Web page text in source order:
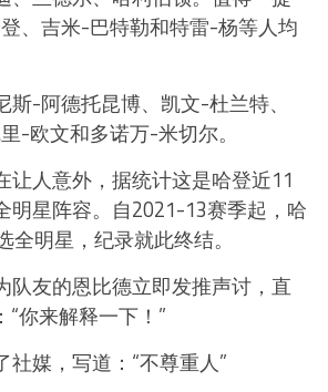
、吉米-巴特勒和特雷-杨等人均
-阿德托昆博、凯文-杜兰特、
-欧文和多诺万-米切尔。
让人意外，据统计这是哈登近11
明星阵容。自2021-13赛季起，哈
明星，纪录就此终结。
队友的恩比德立即发推声讨，直
你来解释一下！”
社媒，写道：“不尊重人”